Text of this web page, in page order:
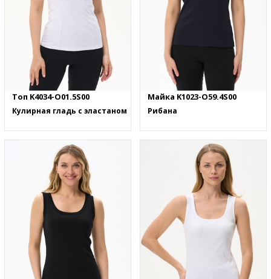
Топ K4034-O01.5S00
Кулирная гладь с эластаном
Майка K1023-O59.4S00
Рибана